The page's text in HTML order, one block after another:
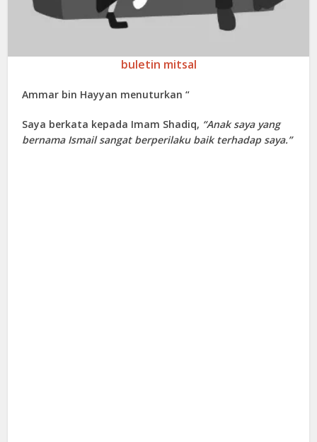
buletin mitsal
Ammar bin Hayyan menuturkan “
Saya berkata kepada Imam Shadiq, “Anak saya yang
bernama Ismail sangat berperilaku baik terhadap saya.”